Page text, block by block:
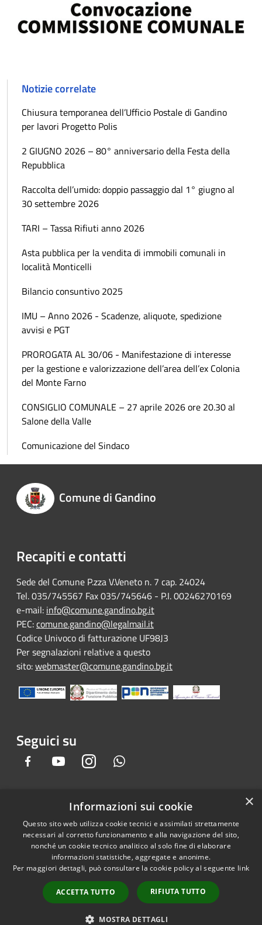
Notizie correlate
Chiusura temporanea dell’Ufficio Postale di Gandino
per lavori Progetto Polis
2 GIUGNO 2026 – 80° anniversario della Festa della
Repubblica
Raccolta dell’umido: doppio passaggio dal 1° giugno al
30 settembre 2026
TARI – Tassa Rifiuti anno 2026
Asta pubblica per la vendita di immobili comunali in
località Monticelli
Bilancio consuntivo 2025
IMU – Anno 2026 - Scadenze, aliquote, spedizione
avvisi e PGT
PROROGATA AL 30/06 - Manifestazione di interesse
per la gestione e valorizzazione dell’area dell’ex Colonia
del Monte Farno
CONSIGLIO COMUNALE – 27 aprile 2026 ore 20.30 al
Salone della Valle
Comunicazione del Sindaco
Comune di Gandino
Recapiti e contatti
Sede del Comune P.zza V.Veneto n. 7 cap. 24024
Tel. 035/745567 Fax 035/745646 - P.I. 00246270169
e-mail: info@comune.gandino.bg.it
PEC:comune.gandino@legalmail.it
Codice Univoco di fatturazione UF98J3
Per segnalazioni relative a questo
sito:webmaster@comune.gandino.bg.it
Seguici su
Facebook YoutubeInstagram
Accessibilità
Privacy
Mappa del sito
Dichiarazione e Feedback
accessibilità sito e app
Gandino • Powered by
Municipium•Accesso
redazione
×
Informazioni sui cookie
Questo sito web utilizza cookie tecnici e assimilati strettamente
necessari al corretto funzionamento e alla navigazione del sito,
nonché un cookie tecnico analitico al solo fine di elaborare
informazioni statistiche, aggregate e anonime.
Per maggiori dettagli, può consultare la cookie policy al seguente link
ACCETTA TUTTO RIFIUTA TUTTO
MOSTRA DETTAGLI